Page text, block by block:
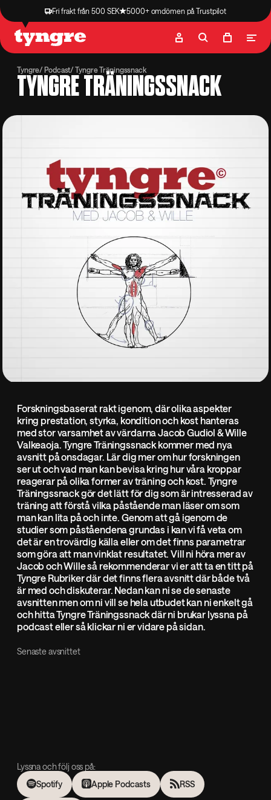
Fri frakt från 500 SEK 5000+ omdömen på Trustpilot
Butik Recept
Tyngre Podcast Tyngre Träningssnack
TYNGRE TRÄNINGSSNACK
Forskningsbaserat rakt igenom, där olika aspekter
kring prestation, styrka, kondition och kost hanteras
med stor varsamhet av värdarna Jacob Gudiol & Wille
Valkeaoja. Tyngre Träningssnack kommer med nya
avsnitt på onsdagar. Lär dig mer om hur forskningen
ser ut och vad man kan bevisa kring hur våra kroppar
reagerar på olika former av träning och kost. Tyngre
Träningssnack gör det lätt för dig som är intresserad av
träning att förstå vilka påstående man läser om som
man kan lita på och inte. Genom att gå igenom de
studier som påståendena grundas i kan vi få veta om
det är en trovärdig källa eller om det finns parametrar
som göra att man vinklat resultatet. Vill ni höra mer av
Jacob och Wille så rekommenderar vi er att ta en titt på
Tyngre Rubriker där det finns flera avsnitt där både två
är med och diskuterar. Nedan kan ni se de senaste
avsnitten men om ni vill se hela utbudet kan ni enkelt gå
och hitta Tyngre Träningssnack där ni brukar lyssna på
podcast eller så klickar ni er vidare på sidan.
Senaste avsnittet
Lyssna och följ oss på:
Spotify
Apple Podcasts RSS